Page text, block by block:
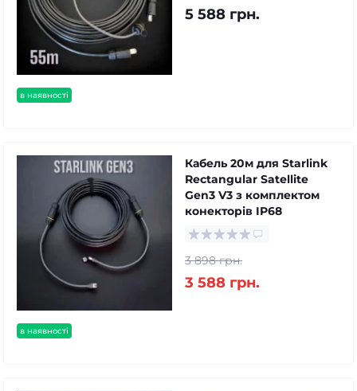
в наявності
5 588 грн.
в наявності
Кабель 20м для Starlink
Rectangular Satellite
Gen3 V3 з комплектом
конекторів IP68
3 898 грн.
3 588 грн.